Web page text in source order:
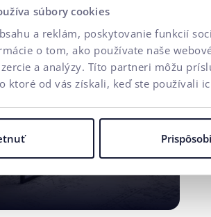
súbory cookies
a reklám, poskytovanie funkcií
o tom, ako používate naše
a analýzy. Títo partneri môžu
ktoré od vás získali, keď ste používali
mutácií
a stabilné ecommerce